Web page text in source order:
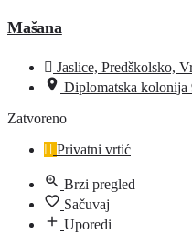
Mašana
Jaslice, Predškolsko,
Diplomatska kolonija
Zatvoreno
Privatni vrtić
Brzi pregled
Sačuvaj
Uporedi